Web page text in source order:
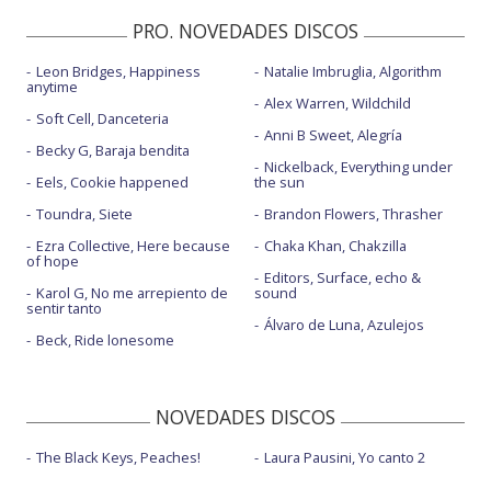
PRO. NOVEDADES DISCOS
Leon Bridges, Happiness
anytime
Soft Cell, Danceteria
Becky G, Baraja bendita
Eels, Cookie happened
Toundra, Siete
Ezra Collective, Here because
of hope
Karol G, No me arrepiento de
sentir tanto
Beck, Ride lonesome
Natalie Imbruglia, Algorithm
Alex Warren, Wildchild
Anni B Sweet, Alegría
Nickelback, Everything under
the sun
Brandon Flowers, Thrasher
Chaka Khan, Chakzilla
Editors, Surface, echo &
sound
Álvaro de Luna, Azulejos
NOVEDADES DISCOS
The Black Keys, Peaches!
Laura Pausini, Yo canto 2